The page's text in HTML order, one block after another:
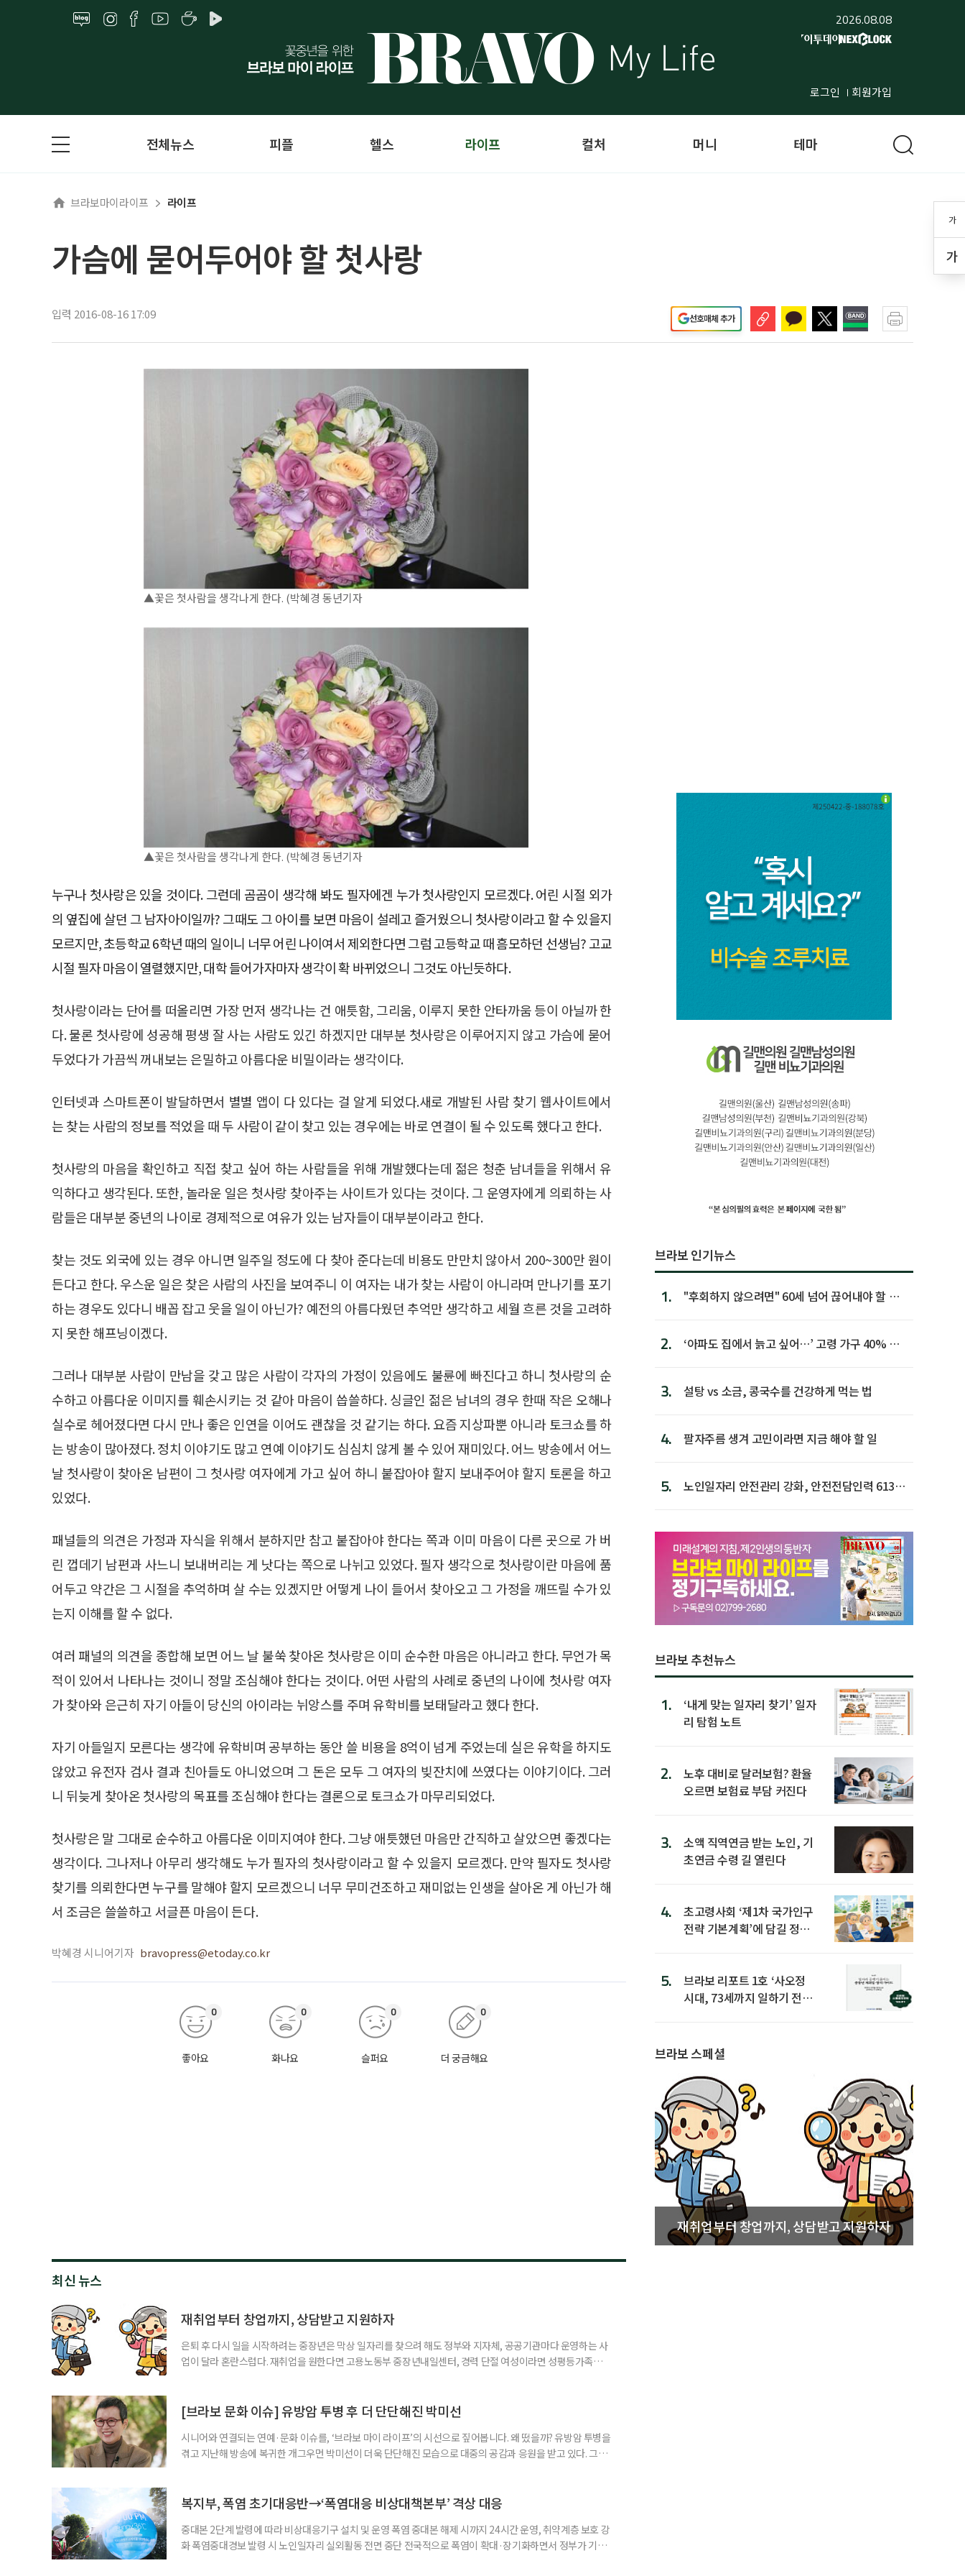
2026.08.08
로그인 회원가입
가
가
전체뉴스 피플 헬스 라이프 컬처 머니 테마
브라보마이라이프 라이프
가슴에 묻어두어야 할 첫사랑
입력 2016-08-16 17:09 선호매체 추가
▲꽃은 첫사람을 생각나게 한다. (박혜경 동년기자
▲꽃은 첫사람을 생각나게 한다. (박혜경 동년기자
누구나 첫사랑은 있을 것이다. 그런데 곰곰이 생각해 봐도 필자에겐 누가 첫사랑인지 모르겠다. 어린 시절 외가
의 옆집에 살던 그 남자아이일까? 그때도 그 아이를 보면 마음이 설레고 즐거웠으니 첫사랑이라고 할 수 있을지
모르지만, 초등학교 6학년 때의 일이니 너무 어린 나이여서 제외한다면 그럼 고등학교 때 흠모하던 선생님? 고교
시절 필자 마음이 열렬했지만, 대학 들어가자마자 생각이 확 바뀌었으니 그것도 아닌듯하다.
첫사랑이라는 단어를 떠올리면 가장 먼저 생각나는 건 애틋함, 그리움, 이루지 못한 안타까움 등이 아닐까 한
다. 물론 첫사랑에 성공해 평생 잘 사는 사람도 있긴 하겠지만 대부분 첫사랑은 이루어지지 않고 가슴에 묻어
두었다가 가끔씩 꺼내보는 은밀하고 아름다운 비밀이라는 생각이다.
인터넷과 스마트폰이 발달하면서 별별 앱이 다 있다는 걸 알게 되었다.새로 개발된 사람 찾기 웹사이트에서
는 찾는 사람의 정보를 적었을 때 두 사람이 같이 찾고 있는 경우에는 바로 연결이 될 수 있도록 했다고 한다.
첫사랑의 마음을 확인하고 직접 찾고 싶어 하는 사람들을 위해 개발했다는데 젊은 청춘 남녀들을 위해서 유
익하다고 생각된다. 또한, 놀라운 일은 첫사랑 찾아주는 사이트가 있다는 것이다. 그 운영자에게 의뢰하는 사
람들은 대부분 중년의 나이로 경제적으로 여유가 있는 남자들이 대부분이라고 한다.
찾는 것도 외국에 있는 경우 아니면 일주일 정도에 다 찾아 준다는데 비용도 만만치 않아서 200~300만 원이
든다고 한다. 우스운 일은 찾은 사람의 사진을 보여주니 이 여자는 내가 찾는 사람이 아니라며 만나기를 포기
하는 경우도 있다니 배꼽 잡고 웃을 일이 아닌가? 예전의 아름다웠던 추억만 생각하고 세월 흐른 것을 고려하
지 못한 해프닝이겠다.
그러나 대부분 사람이 만남을 갖고 많은 사람이 각자의 가정이 있음에도 불륜에 빠진다고 하니 첫사랑의 순
수하고 아름다운 이미지를 훼손시키는 것 같아 마음이 씁쓸하다. 싱글인 젊은 남녀의 경우 한때 작은 오해나
실수로 헤어졌다면 다시 만나 좋은 인연을 이어도 괜찮을 것 같기는 하다. 요즘 지상파뿐 아니라 토크쇼를 하
는 방송이 많아졌다. 정치 이야기도 많고 연예 이야기도 심심치 않게 볼 수 있어 재미있다. 어느 방송에서 어느
날 첫사랑이 찾아온 남편이 그 첫사랑 여자에게 가고 싶어 하니 붙잡아야 할지 보내주어야 할지 토론을 하고
있었다.
패널들의 의견은 가정과 자식을 위해서 분하지만 참고 붙잡아야 한다는 쪽과 이미 마음이 다른 곳으로 가 버
린 껍데기 남편과 사느니 보내버리는 게 낫다는 쪽으로 나뉘고 있었다. 필자 생각으로 첫사랑이란 마음에 품
어두고 약간은 그 시절을 추억하며 살 수는 있겠지만 어떻게 나이 들어서 찾아오고 그 가정을 깨뜨릴 수가 있
는지 이해를 할 수 없다.
여러 패널의 의견을 종합해 보면 어느 날 불쑥 찾아온 첫사랑은 이미 순수한 마음은 아니라고 한다. 무언가 목
적이 있어서 나타나는 것이니 정말 조심해야 한다는 것이다. 어떤 사람의 사례로 중년의 나이에 첫사랑 여자
가 찾아와 은근히 자기 아들이 당신의 아이라는 뉘앙스를 주며 유학비를 보태달라고 했다 한다.
자기 아들일지 모른다는 생각에 유학비며 공부하는 동안 쓸 비용을 8억이 넘게 주었는데 실은 유학을 하지도
않았고 유전자 검사 결과 친아들도 아니었으며 그 돈은 모두 그 여자의 빚잔치에 쓰였다는 이야기이다. 그러
니 뒤늦게 찾아온 첫사랑의 목표를 조심해야 한다는 결론으로 토크쇼가 마무리되었다.
첫사랑은 말 그대로 순수하고 아름다운 이미지여야 한다. 그냥 애틋했던 마음만 간직하고 살았으면 좋겠다는
생각이다. 그나저나 아무리 생각해도 누가 필자의 첫사랑이라고 할 수 있을지 모르겠다. 만약 필자도 첫사랑
찾기를 의뢰한다면 누구를 말해야 할지 모르겠으니 너무 무미건조하고 재미없는 인생을 살아온 게 아닌가 해
서 조금은 쓸쓸하고 서글픈 마음이 든다.
박혜경 시니어기자 bravopress@etoday.co.kr
좋아요
0
화나요
0
슬퍼요
0
더 궁금해요
0
최신 뉴스
재취업부터 창업까지, 상담받고 지원하자
은퇴 후 다시 일을 시작하려는 중장년은 막상 일자리를 찾으려 해도 정부와 지자체, 공공기관마다 운영하는 사
업이 달라 혼란스럽다. 재취업을 원한다면 고용노동부 중장년내일센터, 경력 단절 여성이라면 성평등가족부
준비부터 구직 수당까지 고용노동부 국민취업지원제도 구직활동이 쉽지 않은 사람을 위한 제도다. 개인별 취
업 지원 계획을 세
[브라보 문화 이슈] 유방암 투병 후 더 단단해진 박미선
시니어와 연결되는 연예·문화 이슈를, ‘브라보 마이 라이프’의 시선으로 짚어봅니다. 왜 떴을까? 유방암 투병을
겪고 지난해 방송에 복귀한 개그우먼 박미선이 더욱 단단해진 모습으로 대중의 공감과 응원을 받고 있다. 그러
까. 오랜 방송 생활 뒤 전해진 투병 소식 박미선은 재치 있는 말솜씨와 공감 능력으로
복지부, 폭염 초기대응반→‘폭염대응 비상대책본부’ 격상 대응
중대본 2단계 발령에 따라 비상대응기구 설치 및 운영 폭염 중대본 해제 시까지 24시간 운영, 취약계층 보호 강
화 폭염중대경보 발령 시 노인일자리 실외활동 전면 중단 전국적으로 폭염이 확대·장기화하면서 정부가 기존
브라보 인기뉴스
1.
"후회하지 않으려면" 60세 넘어 끊어내야 할 사
2.
‘아파도 집에서 늙고 싶어…’ 고령 가구 40% 노
3. 설탕 vs 소금, 콩국수를 건강하게 먹는 법
4. 팔자주름 생겨 고민이라면 지금 해야 할 일
5.
노인일자리 안전관리 강화, 안전전담인력 613명
브라보 추천뉴스
1.
‘내게 맞는 일자리 찾기’ 일자
리 탐험 노트
2.
노후 대비로 달러보험? 환율
오르면 보험료 부담 커진다
3.
소액 직역연금 받는 노인, 기
초연금 수령 길 열린다
4.
초고령사회 ‘제1차 국가인구
전략 기본계획’에 담길 정책
5.
브라보 리포트 1호 ‘사오정
시대, 73세까지 일하기 전략’
브라보 스페셜
재취업부터 창업까지, 상담받고 지원하자